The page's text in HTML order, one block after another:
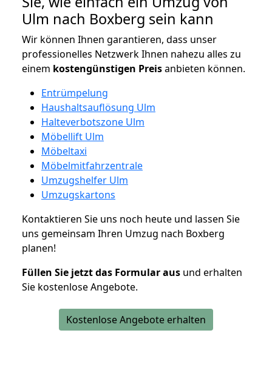
Ulm nach Boxberg sein kann
Wir können Ihnen garantieren, dass unser
professionelles Netzwerk Ihnen nahezu alles zu
einem kostengünstigen Preisanbieten können.
Entrümpelung
Haushaltsauflösung Ulm
Halteverbotszone Ulm
Möbellift Ulm
Möbeltaxi
Möbelmitfahrzentrale
Umzugshelfer Ulm
Umzugskartons
Kontaktieren Sie uns noch heute und lassen Sie
uns gemeinsam Ihren Umzug nach Boxberg
planen!
Füllen Sie jetzt das Formular aus und erhalten
Sie kostenlose Angebote.
Kostenlose Angebote erhalten